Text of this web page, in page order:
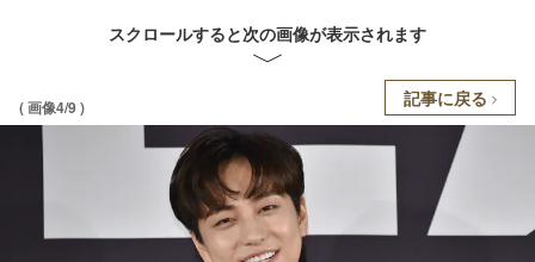
スクロールすると次の画像が表示されます
( 画像4/9 ) 記事に戻る